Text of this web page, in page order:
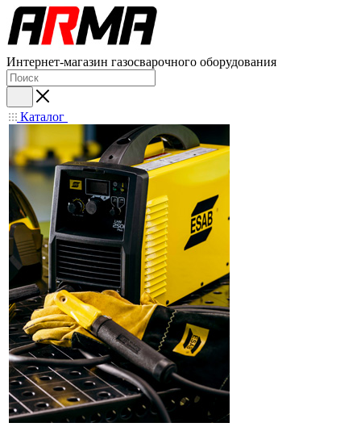
Интернет-магазин газосварочного оборудования
Каталог